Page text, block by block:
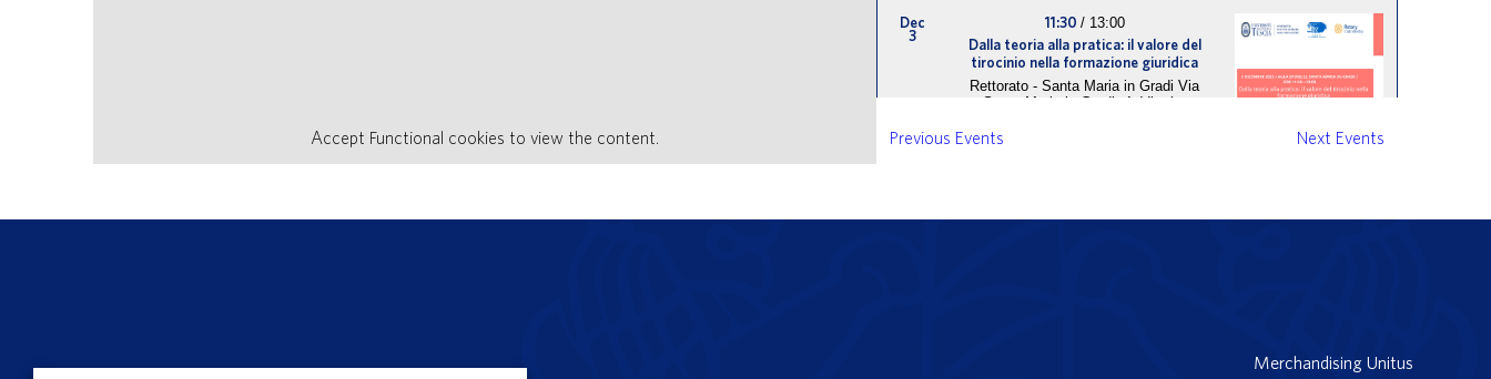
Accept Functional cookies to view the content.
Dec
3
Dalla teoria alla pratica: il valore del
tirocinio nella formazione giuridica
11:30 / 13:00
Rettorato - Santa Maria in GradiVia
Santa Maria in Gradi, 4, Viterbo
Previous Events Next Events
Merchandising Unitus